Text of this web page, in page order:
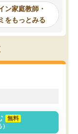
自習室が毎日使えていつ
るのが心強かったよう
謝です。
ン家庭教師・
をもっとみる
無料